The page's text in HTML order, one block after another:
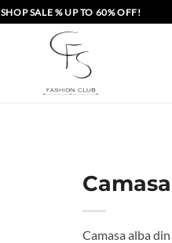
SHOP SALE % UP TO 60% OFF!
Camasa alba